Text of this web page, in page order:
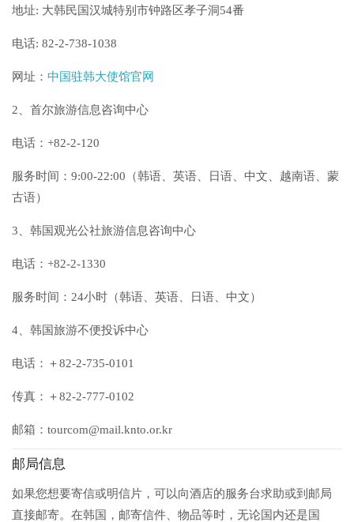
地址: 大韩民国汉城特别市钟路区孝子洞54番
电话: 82-2-738-1038
网址： 中国驻韩大使馆官网
2、首尔旅游信息咨询中心
电话：+82-2-120
服务时间：9:00-22:00（韩语、英语、日语、中文、越南语、蒙
古语）
3、韩国观光公社旅游信息咨询中心
电话：+82-2-1330
服务时间：24小时（韩语、英语、日语、中文）
4、韩国旅游不便投诉中心
电话：＋82-2-735-0101
传真：＋82-2-777-0102
邮箱：tourcom@mail.knto.or.kr
邮局信息
如果您想要寄信或明信片，可以向酒店的服务台求助或到邮局
直接邮寄。在韩国，邮寄信件、物品等时，无论国内还是国